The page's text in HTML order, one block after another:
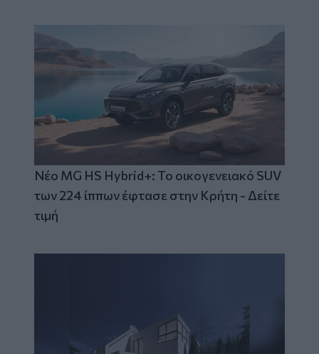
Νέο MG HS Hybrid+: Το οικογενειακό SUV
των 224 ίππων έφτασε στην Κρήτη - Δείτε
τιμή